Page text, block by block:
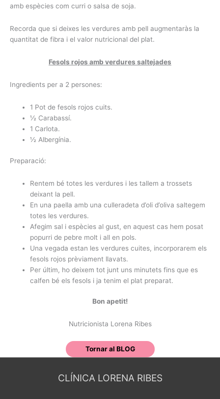
amb espècies com curri o salsa de soja.
Recorda que si deixes les verdures amb pell augmentaràs la
quantitat de fibra i el valor nutricional del plat.
Fesols rojos amb verdures saltejades
Ingredients per a 2 persones:
1 Pot de fesols rojos cuits.
½ Carabassí.
1 Carlota.
½ Albergínia.
Preparació:
Rentem bé totes les verdures i les tallem a trossets
deixant la pell.
En una paella amb una culleradeta d’oli d’oliva saltegem
totes les verdures.
Afegim sal i espècies al gust, en aquest cas hem posat
popurri de pebre molt i all en pols.
Una vegada estan les verdures cuites, incorporarem els
fesols rojos prèviament llavats.
Per últim, ho deixem tot junt uns minutets fins que es
calfen bé els fesols i ja tenim el plat preparat.
Bon apetit!
Nutricionista Lorena Ribes
Tornar al BLOG
CLÍNICA LORENA RIBES